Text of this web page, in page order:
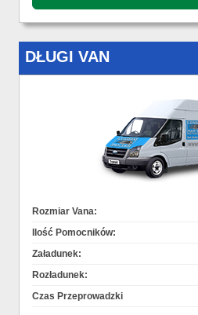
DŁUGI VAN
Rozmiar Vana:
Ilość Pomocników:
Załadunek:
Rozładunek:
Czas Przeprowadzki